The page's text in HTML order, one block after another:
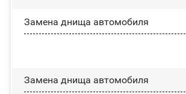
Замена днища автомобиля
Замена днища автомобиля